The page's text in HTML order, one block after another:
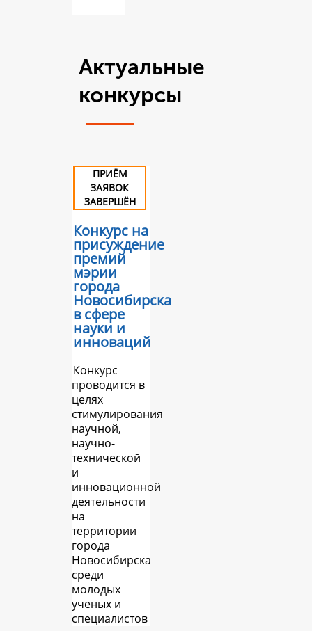
Актуальные
конкурсы
ПРИЁМ
ЗАЯВОК
ЗАВЕРШЁН
Конкурс на
присуждение
премий
мэрии
города
Новосибирска
в сфере
науки и
инноваций
Конкурс
проводится в
целях
стимулирования
научной,
научно-
технической
и
инновационной
деятельности
на
территории
города
Новосибирска
среди
молодых
ученых и
специалистов